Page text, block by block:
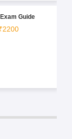
Guide